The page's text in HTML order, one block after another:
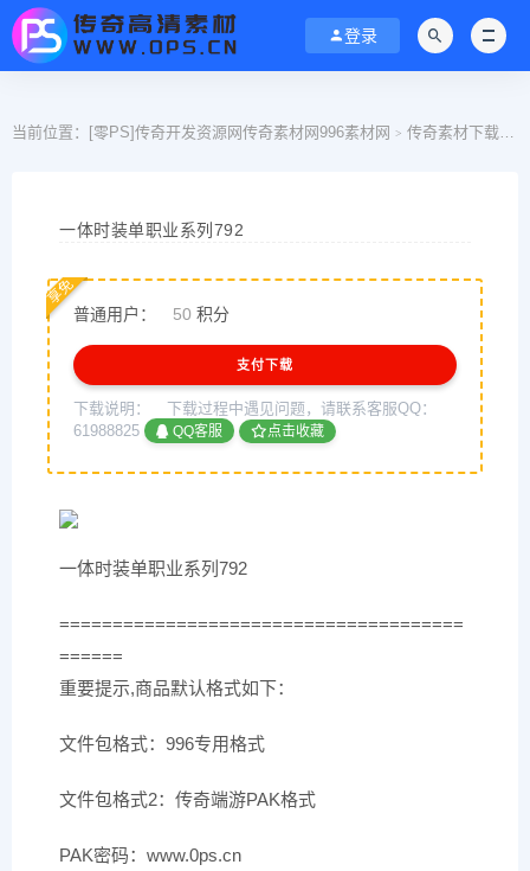
登录
当前位置： [零PS]传奇开发资源网传奇素材网996素材网 > 传奇素材下载
一体时装单职业系列792
普通用户： 50 积分
享免
支付下载
下载说明：
下载过程中遇见问题，请联系客服QQ：
61988825
QQ客服 点击收藏
一体时装单职业系列792
======================================
======
重要提示,商品默认格式如下：
文件包格式：996专用格式
文件包格式2：传奇端游PAK格式
PAK密码：www.0ps.cn